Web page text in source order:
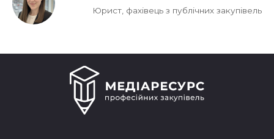
Юрист, фахівець з публічних закупівель